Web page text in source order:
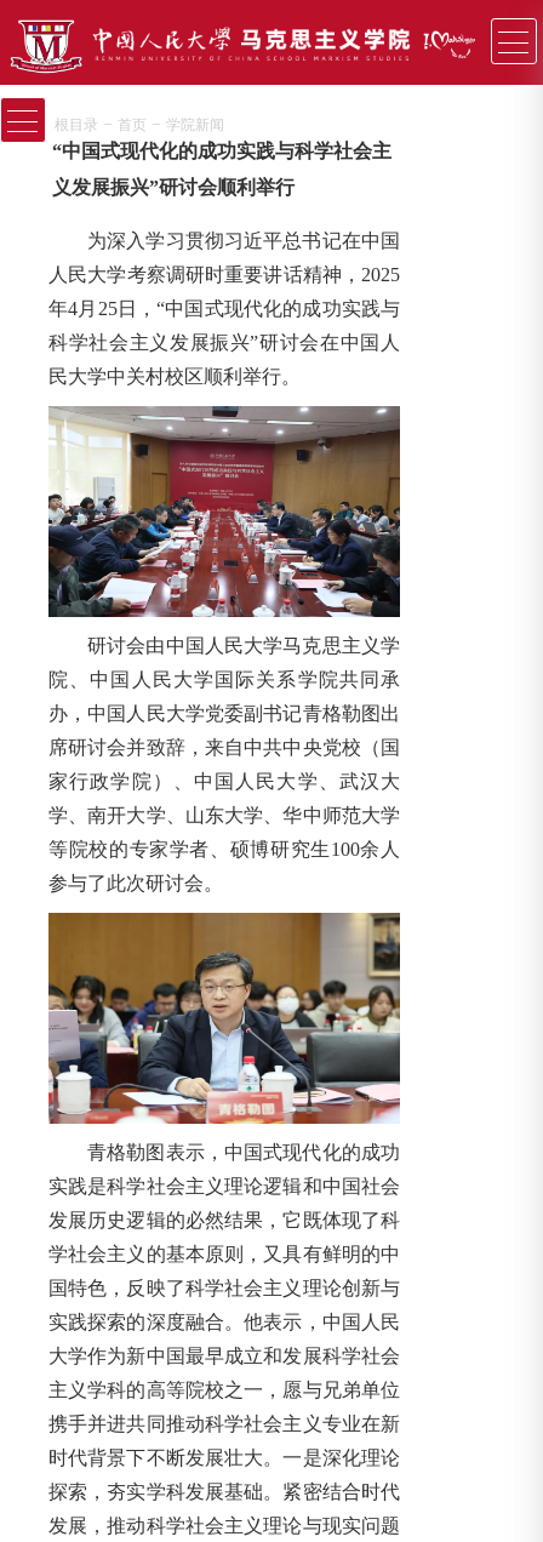
根目录 − 首页 − 学院新闻
“中国式现代化的成功实践与科学社会主
义发展振兴”研讨会顺利举行
为深入学习贯彻习近平总书记在中国
人民大学考察调研时重要讲话精神，2025
年4月25日，“中国式现代化的成功实践与
科学社会主义发展振兴”研讨会在中国人
民大学中关村校区顺利举行。
研讨会由中国人民大学马克思主义学
院、中国人民大学国际关系学院共同承
办，中国人民大学党委副书记青格勒图出
席研讨会并致辞，来自中共中央党校（国
家行政学院）、中国人民大学、武汉大
学、南开大学、山东大学、华中师范大学
等院校的专家学者、硕博研究生100余人
参与了此次研讨会。
青格勒图表示，中国式现代化的成功
实践是科学社会主义理论逻辑和中国社会
发展历史逻辑的必然结果，它既体现了科
学社会主义的基本原则，又具有鲜明的中
国特色，反映了科学社会主义理论创新与
实践探索的深度融合。他表示，中国人民
大学作为新中国最早成立和发展科学社会
主义学科的高等院校之一，愿与兄弟单位
携手并进共同推动科学社会主义专业在新
时代背景下不断发展壮大。一是深化理论
探索，夯实学科发展基础。紧密结合时代
发展，推动科学社会主义理论与现实问题